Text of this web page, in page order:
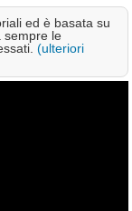
ed è basata su
sempre le
(ulteriori